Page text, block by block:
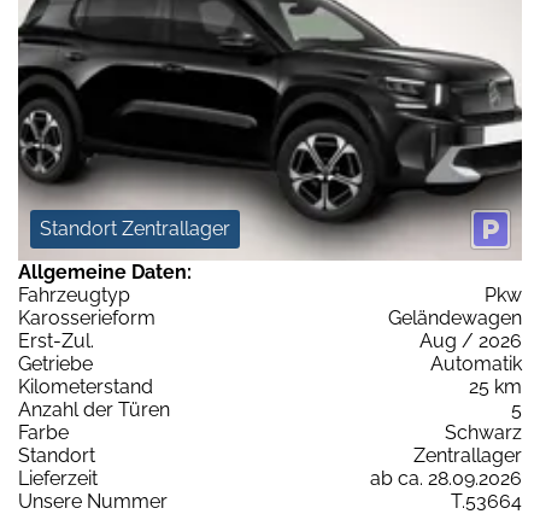
Standort Zentrallager
Allgemeine Daten:
Fahrzeugtyp
Pkw
Karosserieform
Geländewagen
Erst-Zul.
Aug / 2026
Getriebe
Automatik
Kilometerstand
25 km
Anzahl der Türen
5
Farbe
Schwarz
Standort
Zentrallager
Lieferzeit
ab ca. 28.09.2026
Unsere Nummer
T.53664